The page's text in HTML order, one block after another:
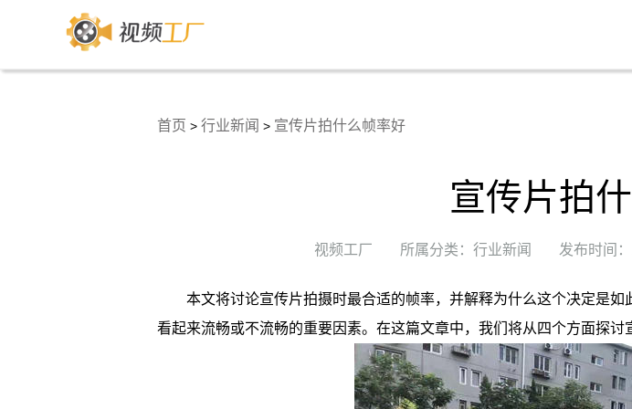
首页 > 行业新闻 > 宣传片拍什么帧率好
宣传片拍
视频工厂 所属分类：行业新闻 发布时间
本文将讨论宣传片拍摄时最合适的帧率，并解释为什么这个决定是
看起来流畅或不流畅的重要因素。在这篇文章中，我们将从四个方面探讨